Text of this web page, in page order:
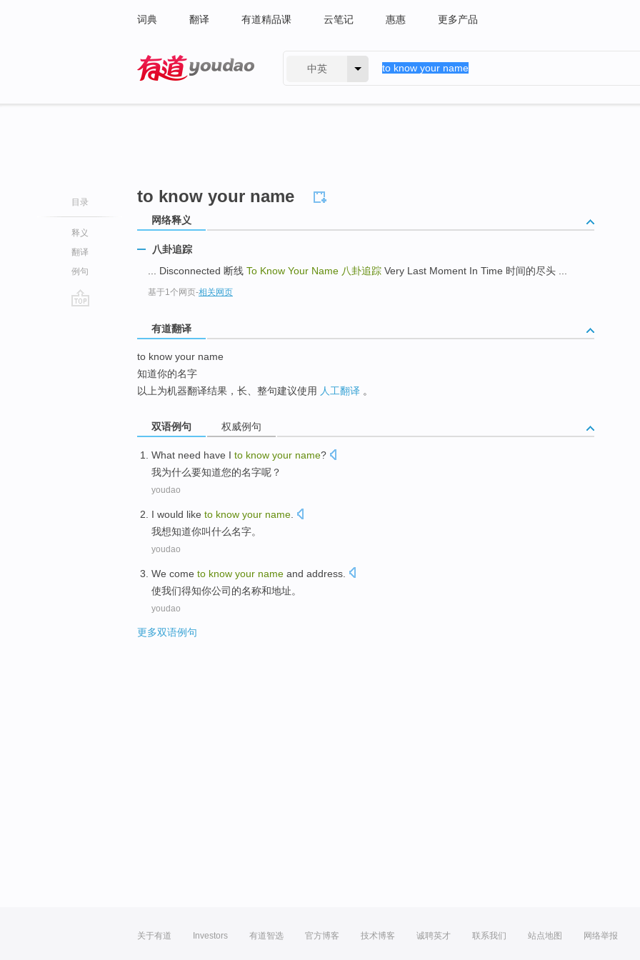
词典 翻译 有道精品课 云笔记 惠惠 更多产品
中英
目录
释义
翻译
例句
to know your name
网络释义
八卦追踪
... Disconnected 断线 To Know Your Name 八卦追踪 Very Last Moment In Time 时间的尽头 ...
基于1个网页-相关网页
有道翻译
to know your name
知道你的名字
以上为机器翻译结果，长、整句建议使用 人工翻译 。
双语例句 权威例句
What need have I to know your name?
我为什么要知道您的名字呢？
youdao
I would like to know your name
我想知道你叫什么名字。
youdao
We come to know your name and address
使我们得知你公司的名称和地址。
youdao
更多双语例句
关于有道 Investors 有道智选 官方博客 技术博客 诚聘英才 联系我们 站点地图 网络举报